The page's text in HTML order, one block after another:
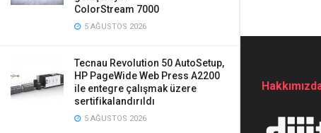
ColorStream 7000
5 AĞUSTOS 2026
Tecnau Revolution 50 AutoSetup,
HP PageWide Web Press A2200
ile entegre çalışmak üzere
sertifikalandırıldı
5 AĞUSTOS 2026